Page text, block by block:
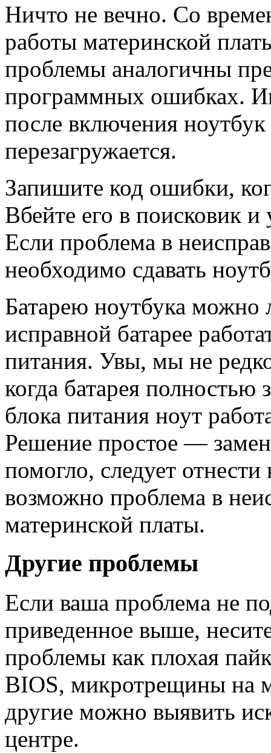
Ничто не вечно. Со
работы материнской
проблемы аналогичны
программных ошибках.
после включения
перезагружается.
Запишите код ошибки,
Вбейте его в поисковик
Если проблема в
необходимо сдавать
Батарею ноутбука можно
исправной батарее
питания. Увы, мы не
когда батарея полностью
блока питания ноут
Решение простое —
помогло, следует
возможно проблема в
материнской платы.
Другие проблемы
Если ваша проблема не
приведенное выше,
проблемы как плохая
BIOS, микротрещины на
другие можно выявить
центре.